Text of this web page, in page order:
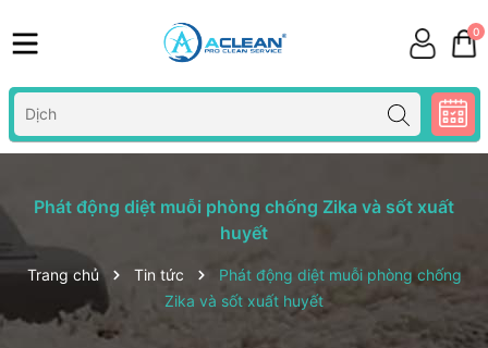
0
Phát động diệt muỗi phòng chống Zika và sốt xuất
huyết
Trang chủ Tin tức
Phát động diệt muỗi phòng chống
Zika và sốt xuất huyết